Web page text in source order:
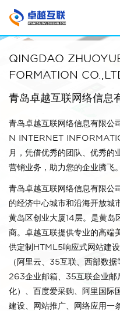
QINGDAO
FORMATION
青岛卓越互联网络信息
青岛卓越互联网络信息有限
N INTERNET
月，凭借优秀的团队、优秀的
营销业务，助力您的企业腾飞。
青岛卓越互联网络信息有限公
的经济中心城市和沿海开放
黄岛区创业大厦14层。是黄岛
商。卓越互联提供专业的高端
供定制HTML5响应式网站建
（阿里云、35互联、西部数
263企业邮箱、35互联企业邮
化）、百度爱采购、阿里国际
建设、网站推广、网络应用一